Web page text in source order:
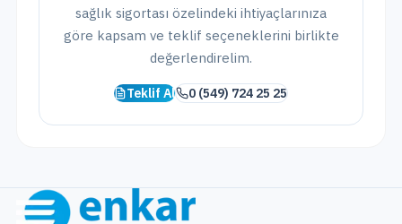
sağlık sigortası özelindeki ihtiyaçlarınıza
göre kapsam ve teklif seçeneklerini birlikte
değerlendirelim.
Teklif Al 0 (549) 724 25 25